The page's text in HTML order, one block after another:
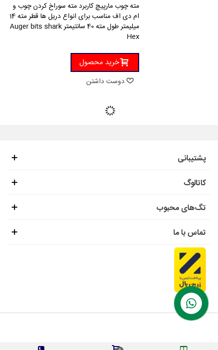
مته چوب مارپیچ کاربرد مته سوراخ کردن چوب و
ام دی اف مناسب برای انواع دریل ها قطر مته 14
میلیمتر طول مته 40 سانتیمتر Auger bits shark
Hex
خرید محصول
دوست داشتن
پشتیبانی
کاتالوگ
تگ‌های محبوب
تماس با ما